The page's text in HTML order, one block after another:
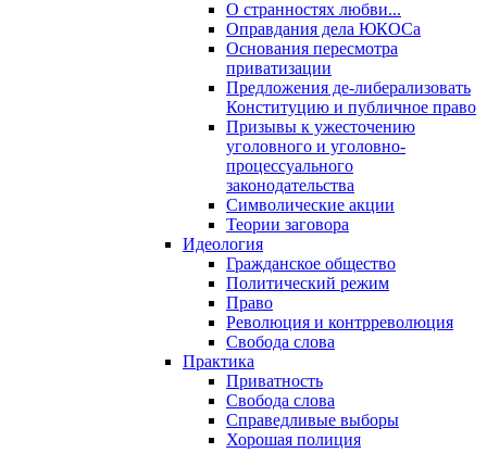
О странностях любви...
Оправдания дела ЮКОСа
Основания пересмотра
приватизации
Предложения де-либерализовать
Конституцию и публичное право
Призывы к ужесточению
уголовного и уголовно-
процессуального
законодательства
Символические акции
Теории заговора
Идеология
Гражданское общество
Политический режим
Право
Революция и контрреволюция
Свобода слова
Практика
Приватность
Свобода слова
Справедливые выборы
Хорошая полиция